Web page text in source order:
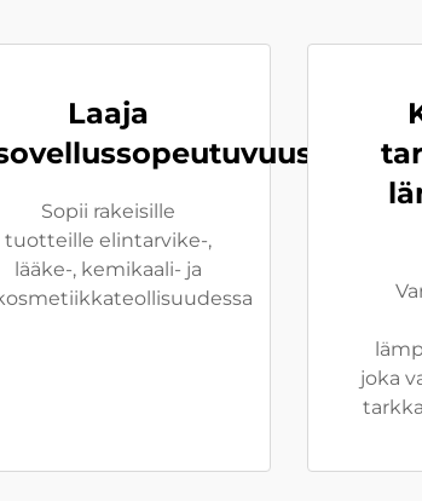
Laaja
Sopii rakeisille
tuotteille elintarvike-,
lääke-, kemikaali- ja
joka